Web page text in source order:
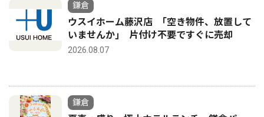
鎌倉
ウスイホーム藤沢店 ｢空き物件、放置して
いませんか｣ 片付け不要ですぐに売却
2026.08.07
鎌倉